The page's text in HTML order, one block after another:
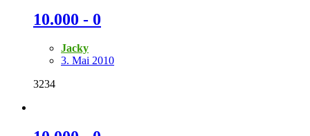
10.000 - 0
Jacky
3. Mai 2010
3234